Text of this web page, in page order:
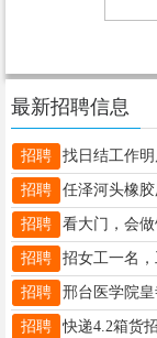
最新招聘信息
招聘 找日结工作明
招聘
招聘
招聘
招聘
招聘